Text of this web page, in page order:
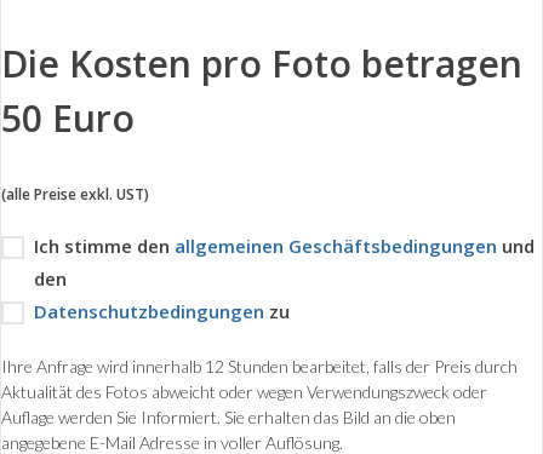
Die Kosten pro Foto betragen
50 Euro
(alle Preise exkl. UST)
Ich stimme den allgemeinen Geschäftsbedingungen und
den
Datenschutzbedingungen zu
Ihre Anfrage wird innerhalb 12 Stunden bearbeitet, falls der Preis durch
Aktualität des Fotos abweicht oder wegen Verwendungszweck oder
Auflage werden Sie Informiert. Sie erhalten das Bild an die oben
angegebene E-Mail Adresse in voller Auflösung.